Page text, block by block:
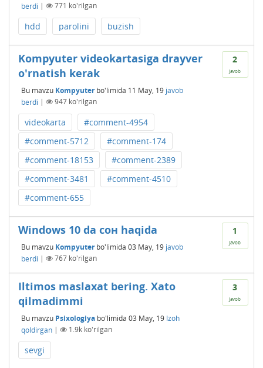
berdi | 771 ko'rilgan
hdd parolini buzish
2
javob
Kompyuter videokartasiga drayver
o'rnatish kerak
Bu mavzu Kompyuterbo'limida 11 May, 19 javob
berdi | 947 ko'rilgan
videokarta
#comment-4954
#comment-5712
#comment-174
#comment-18153
#comment-2389
#comment-3481
#comment-4510
#comment-655
1
javob
Windows 10 da сон haqida
Bu mavzu Kompyuterbo'limida 03 May, 19 javob
berdi | 767 ko'rilgan
3
javob
Iltimos maslaxat bering. Xato
qilmadimmi
Bu mavzu Psixologiya bo'limida 03 May, 19 Izoh
qoldirgan | 1.9k ko'rilgan
sevgi